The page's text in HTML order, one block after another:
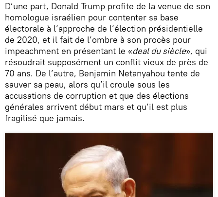
D’une part, Donald Trump profite de la venue de son
homologue israélien pour contenter sa base
électorale à l’approche de l’élection présidentielle
de 2020, et il fait de l’ombre à son procès pour
impeachment en présentant le «deal du siècle», qui
résoudrait supposément un conflit vieux de près de
70 ans. De l’autre, Benjamin Netanyahou tente de
sauver sa peau, alors qu’il croule sous les
accusations de corruption et que des élections
générales arrivent début mars et qu’il est plus
fragilisé que jamais.